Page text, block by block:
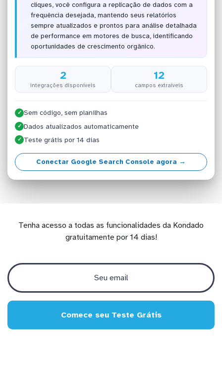
cliques, você configura a replicação de dados com a
frequência desejada, mantendo seus relatórios
sempre atualizados e prontos para análise detalhada
de performance em motores de busca, identificando
oportunidades de crescimento orgânico.
2
integrações disponíveis
12
campos extraíveis
✓ Sem código, sem planilhas
✓ Dados atualizados automaticamente
✓ Teste grátis por 14 dias
Conectar Google Search Console agora →
Tenha acesso a todas as funcionalidades da Kondado
gratuitamente por 14 dias!
Comece seu Teste Grátis